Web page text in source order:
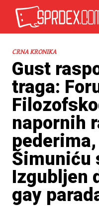
CRNA KRONIKA
Gust
traga:
napornih
Šimuniću
Izgubljen
gay